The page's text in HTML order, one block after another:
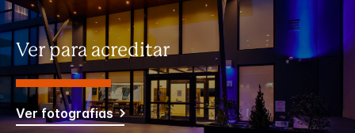
Ver para acreditar
Ver fotografias